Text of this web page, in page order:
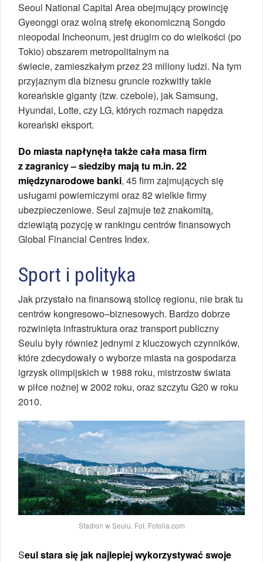
Seoul National Capital Area obejmujący prowincję
Gyeonggi oraz wolną strefę ekonomiczną Songdo
nieopodal Incheonum, jest drugim co do wielkości (po
Tokio) obszarem metropolitalnym na
świecie, zamieszkałym przez 23 miliony ludzi. Na tym
przyjaznym dla biznesu gruncie rozkwitły takie
koreańskie giganty (tzw. czebole), jak Samsung,
Hyundai, Lotte, czy LG, których rozmach napędza
koreański eksport.
Do miasta napłynęła także cała masa firm
z zagranicy – siedziby mają tu m.in. 22
międzynarodowe banki, 45 firm zajmujących się
usługami powierniczymi oraz 82 wielkie firmy
ubezpieczeniowe. Seul zajmuje też znakomitą,
dziewiątą pozycję w rankingu centrów finansowych
Global Financial Centres Index.
Sport i polityka
Jak przystało na finansową stolicę regionu, nie brak tu
centrów kongresowo–biznesowych. Bardzo dobrze
rozwinięta infrastruktura oraz transport publiczny
Seulu były również jednymi z kluczowych czynników,
które zdecydowały o wyborze miasta na gospodarza
igrzysk olimpijskich w 1988 roku, mistrzostw świata
w piłce nożnej w 2002 roku, oraz szczytu G20 w roku
2010.
Stadion w Seulu. Fot. Fotolia.com
Seul stara się jak najlepiej wykorzystywać swoje